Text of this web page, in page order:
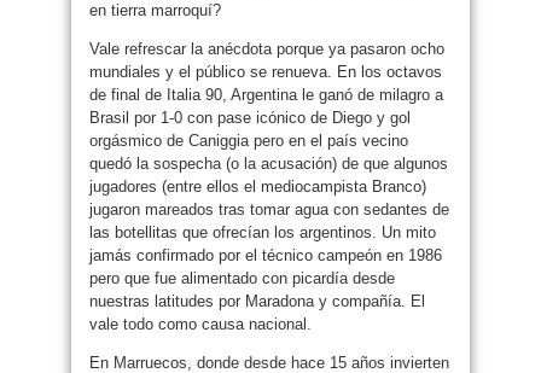
en tierra marroquí?
Vale refrescar la anécdota porque ya pasaron ocho
mundiales y el público se renueva. En los octavos
de final de Italia 90, Argentina le ganó de milagro a
Brasil por 1-0 con pase icónico de Diego y gol
orgásmico de Caniggia pero en el país vecino
quedó la sospecha (o la acusación) de que algunos
jugadores (entre ellos el mediocampista Branco)
jugaron mareados tras tomar agua con sedantes de
las botellitas que ofrecían los argentinos. Un mito
jamás confirmado por el técnico campeón en 1986
pero que fue alimentado con picardía desde
nuestras latitudes por Maradona y compañía. El
vale todo como causa nacional.
En Marruecos, donde desde hace 15 años invierten